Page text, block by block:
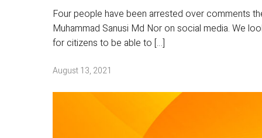
Four people have been arrested over comments
Muhammad Sanusi Md Nor on social media. We
for citizens to be able to […]
August 13, 2021